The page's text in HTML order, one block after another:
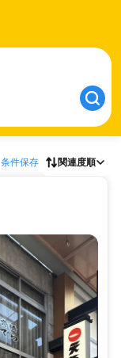
条件保存 関連度順